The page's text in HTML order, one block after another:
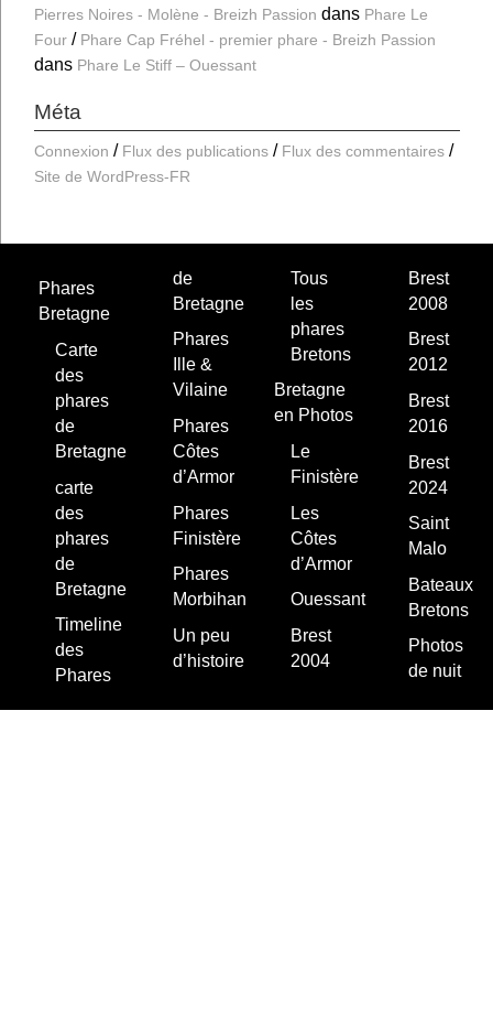
Pierres Noires - Molène - Breizh Passion dans Phare Le
Four
Phare Cap Fréhel - premier phare - Breizh Passion
dans Phare Le Stiff – Ouessant
Méta
Connexion Flux des publications
Flux des commentaires
Site de WordPress-FR
Phares
Bretagne
Carte
des
phares
de
Bretagne
carte
des
phares
de
Bretagne
Timeline
des
Phares
de
Bretagne
Phares
Ille &
Vilaine
Phares
Côtes
d’Armor
Phares
Finistère
Phares
Morbihan
Un peu
d’histoire
Tous
les
phares
Bretons
Bretagne
en Photos
Le
Finistère
Les
Côtes
d’Armor
Ouessant
Brest
2004
Brest
2008
Brest
2012
Brest
2016
Brest
2024
Saint
Malo
Bateaux
Bretons
Photos
de nuit